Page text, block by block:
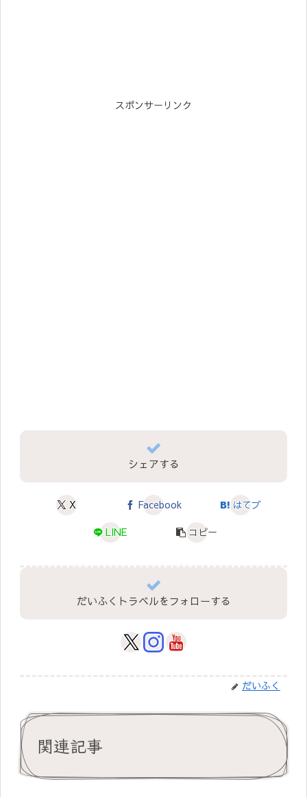
スポンサーリンク
シェアする
X Facebook
はてブ
LINE
コピー
だいふくトラベルをフォローする
だいふく
関連記事